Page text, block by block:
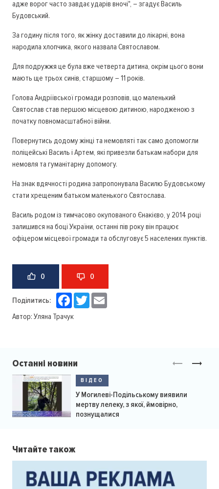
адже ворог часто завдає ударів вночі", – згадує Василь
Будовський.
За годину після того, як жінку доставили до лікарні, вона
народила хлопчика, якого назвала Святославом.
Для подружжя це була вже четверта дитина, окрім цього вони
мають ще трьох синів, старшому – 11 років.
Голова Андріївської громади розповів, що маленький
Святослав став першою місцевою дитиною, народженою з
початку повномасштабної війни.
Повернутись додому жінці та немовляті так само допомогли
поліцейські Василь і Артем, які привезли батькам набори для
немовля та гуманітарну допомогу.
На знак вдячності родина запропонувала Василю Будовському
стати хрещеним батьком маленького Святослава.
Василь родом із тимчасово окупованого Єнакієво, у 2014 році
залишився на боці України, останні пів року він працює
офіцером місцевої громади та обслуговує 5 населених пунктів.
0 0
Поділитись: Facebook
Twitter
Автор: Уляна Трачук
Останні новини
ВІДЕО
У Могилеві-Подільському виявили
мертву лелеку, з якої, ймовірно,
познущалися
Читайте також